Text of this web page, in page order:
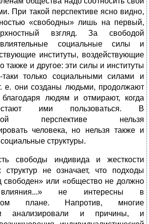
При такой перспективе ясно видно,
«свободны» лишь на первый,
взгляд. За свободой
социальные силы и
институты, воздействующие
также и другое: эти силы и институты
таки только социальными силами и
е. они созданы людьми, продолжают
благодаря людям и отмирают, когда
ими пользоваться. В
перспективе нельзя
человека, но нельзя также и
структуры.
свободы индивида и жесткости
структур не означает, что подходы
свободен» или «общество не должно
влияния...» не интересны в
плане. Напротив, многие
анализировали и причины, и